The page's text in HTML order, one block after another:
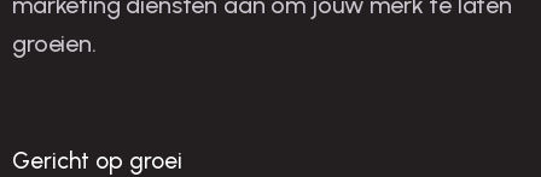
succes
groeien.
Gericht op groei